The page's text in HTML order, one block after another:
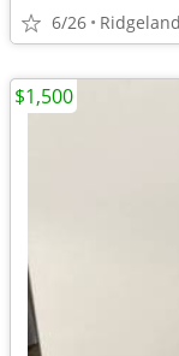
6/26 Ridgeland
$1,500